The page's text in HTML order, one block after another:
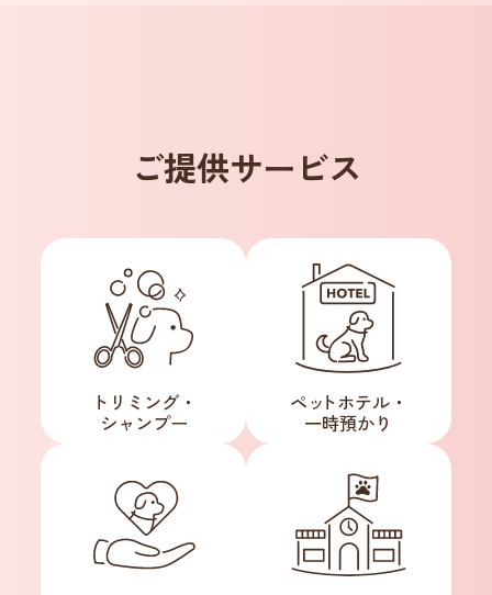
ご提供サービス
トリミング・
シャンプー
ペットホテル・
一時預かり